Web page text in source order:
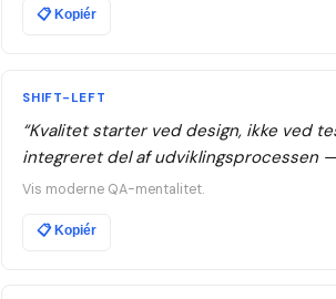
📋Kopiér
SHIFT-LEFT
“Kvalitet starter ved design, ikke ved
integreret del af udviklingsprocessen
Vis moderne QA-mentalitet.
📋Kopiér